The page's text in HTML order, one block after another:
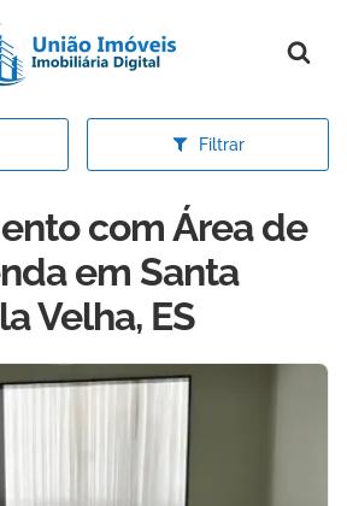
inicial
Filtrar
com Área de
em Santa
Velha, ES